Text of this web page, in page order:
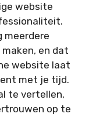
website
meerdere
en dat
website laat
met je tijd.
te vertellen,
op te